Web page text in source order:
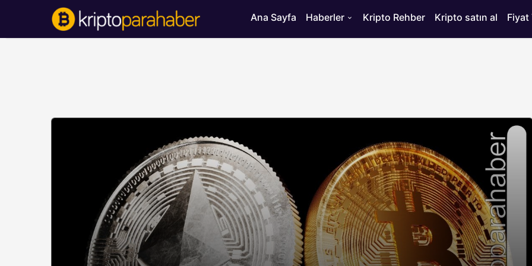
Ana Sayfa Haberler Kripto Rehber Kripto satın al Fiyat
BITCOIN HABERLERI HABERLER